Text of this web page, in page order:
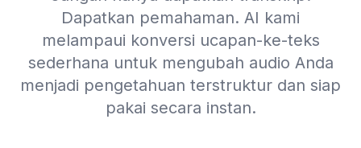
Dapatkan pemahaman. AI kami
melampaui konversi ucapan-ke-teks
sederhana untuk mengubah audio Anda
menjadi pengetahuan terstruktur dan siap
pakai secara instan.